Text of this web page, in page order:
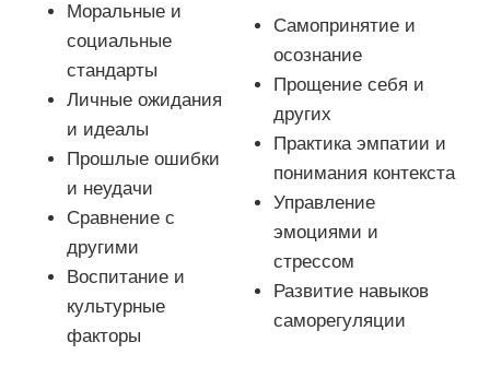
Моральные и
социальные
стандарты
Личные ожидания
и идеалы
Прошлые ошибки
и неудачи
Сравнение с
другими
Воспитание и
культурные
факторы
Самопринятие и
осознание
Прощение себя и
других
Практика эмпатии и
понимания контекста
Управление
эмоциями и
стрессом
Развитие навыков
саморегуляции